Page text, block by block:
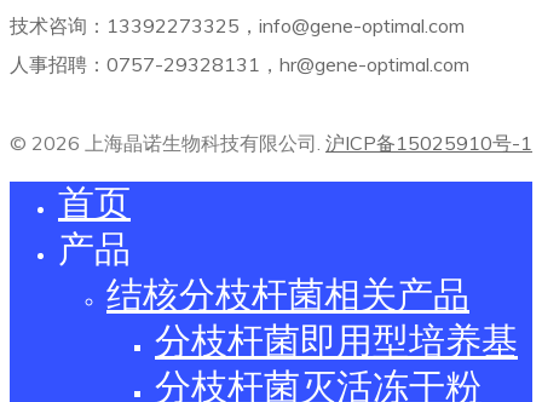
技术咨询：13392273325，info@gene-optimal.com
人事招聘：0757-29328131，hr@gene-optimal.com
© 2026 上海晶诺生物科技有限公司. 沪ICP备15025910号-1
首页
产品
结核分枝杆菌相关产品
分枝杆菌即用型培养基
分枝杆菌灭活冻干粉